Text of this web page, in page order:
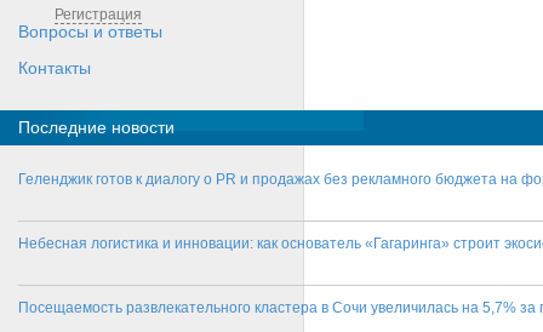
Регистрация
Вопросы и ответы
Контакты
Последние новости
Геленджик готов к диалогу о PR и продажах без рекламного бюджета на
Небесная логистика и инновации: как основатель «Гагаринга» строит
Посещаемость развлекательного кластера в Сочи увеличилась на 5,7% за